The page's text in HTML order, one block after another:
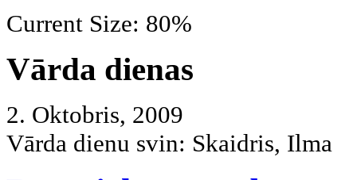
Current Size: 80%
Vārda dienas
2. Oktobris, 2009
Vārda dienu svin: Skaidris, Ilma